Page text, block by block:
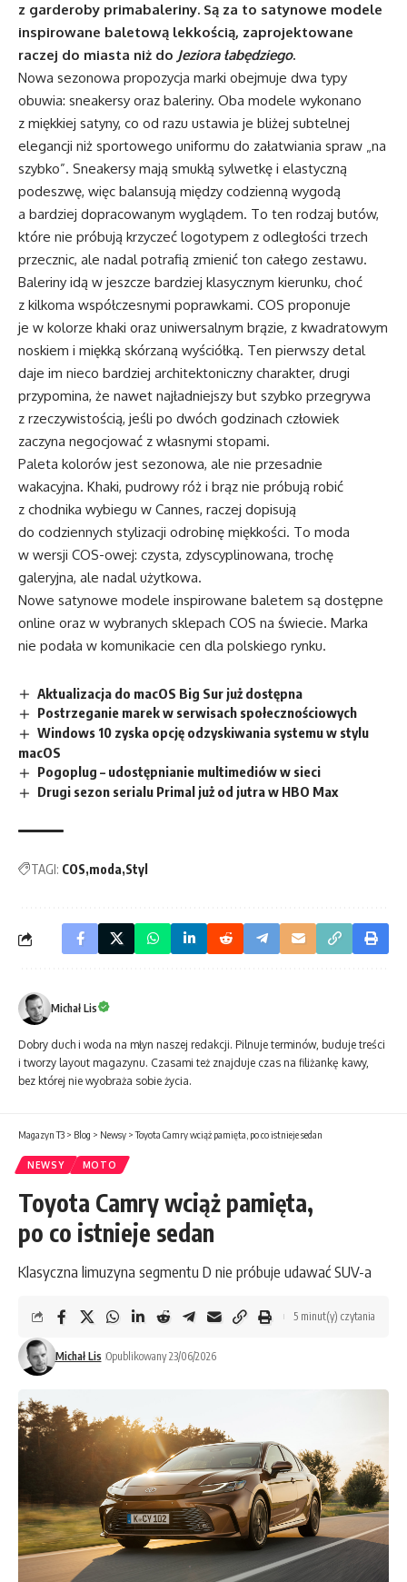
z garderoby primabaleriny. Są za to satynowe modele
inspirowane baletową lekkością, zaprojektowane
raczej do miasta niż do Jeziora łabędziego.
Nowa sezonowa propozycja marki obejmuje dwa typy
obuwia: sneakersy oraz baleriny. Oba modele wykonano
z miękkiej satyny, co od razu ustawia je bliżej subtelnej
elegancji niż sportowego uniformu do załatwiania spraw „na
szybko”. Sneakersy mają smukłą sylwetkę i elastyczną
podeszwę, więc balansują między codzienną wygodą
a bardziej dopracowanym wyglądem. To ten rodzaj butów,
które nie próbują krzyczeć logotypem z odległości trzech
przecznic, ale nadal potrafią zmienić ton całego zestawu.
Baleriny idą w jeszcze bardziej klasycznym kierunku, choć
z kilkoma współczesnymi poprawkami. COS proponuje
je w kolorze khaki oraz uniwersalnym brązie, z kwadratowym
noskiem i miękką skórzaną wyściółką. Ten pierwszy detal
daje im nieco bardziej architektoniczny charakter, drugi
przypomina, że nawet najładniejszy but szybko przegrywa
z rzeczywistością, jeśli po dwóch godzinach człowiek
zaczyna negocjować z własnymi stopami.
Paleta kolorów jest sezonowa, ale nie przesadnie
wakacyjna. Khaki, pudrowy róż i brąz nie próbują robić
z chodnika wybiegu w Cannes, raczej dopisują
do codziennych stylizacji odrobinę miękkości. To moda
w wersji COS-owej: czysta, zdyscyplinowana, trochę
galeryjna, ale nadal użytkowa.
Nowe satynowe modele inspirowane baletem są dostępne
online oraz w wybranych sklepach COS na świecie. Marka
nie podała w komunikacie cen dla polskiego rynku.
Aktualizacja do macOS Big Sur już dostępna
Postrzeganie marek w serwisach społecznościowych
Windows 10 zyska opcję odzyskiwania systemu w stylu
macOS
Pogoplug – udostępnianie multimediów w sieci
Drugi sezon serialu Primal już od jutra w HBO Max
TAGI: COS moda Styl
Michał Lis
Dobry duch i woda na młyn naszej redakcji. Pilnuje terminów, buduje treści
i tworzy layout magazynu. Czasami też znajduje czas na filiżankę kawy,
bez której nie wyobraża sobie życia.
Magazyn T3 > Blog > Newsy >Toyota Camry wciąż pamięta, po co istnieje sedan
NEWSY MOTO
Toyota Camry wciąż pamięta,
po co istnieje sedan
Klasyczna limuzyna segmentu D nie próbuje udawać SUV-a
Michał Lis Opublikowany 23/06/2026
5 minut(y) czytania